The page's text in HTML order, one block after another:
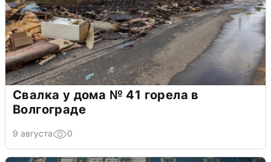
Свалка у дома № 41 горела в
Волгограде
9 августа 0